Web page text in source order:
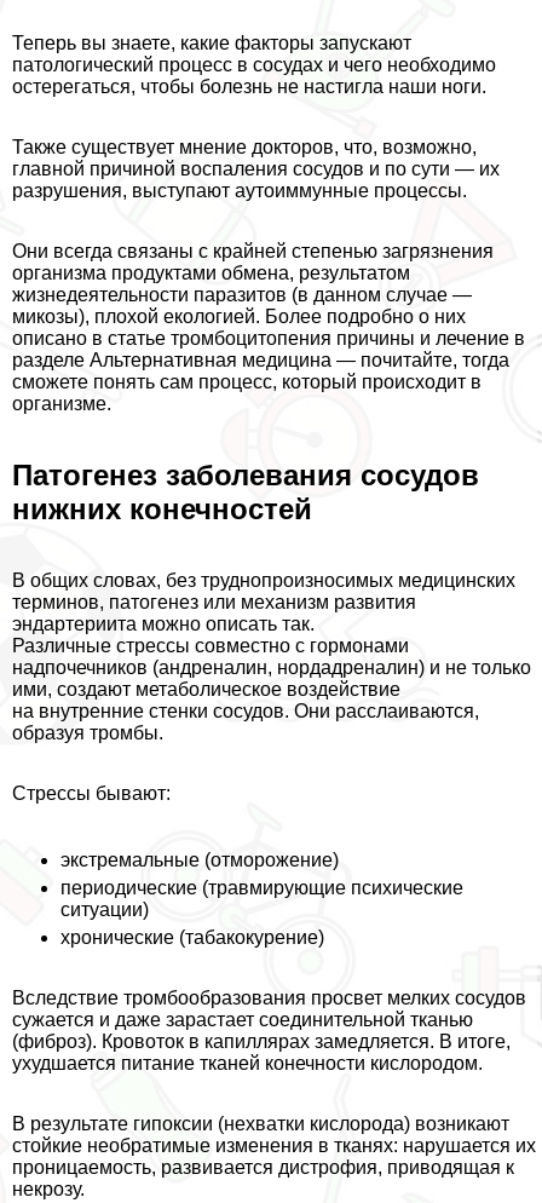
Теперь вы знаете, какие факторы запускают
патологический процесс в сосудах и чего необходимо
остерегаться, чтобы болезнь не настигла наши ноги.
Также существует мнение докторов, что, возможно,
главной причиной воспаления сосудов и по сути — их
разрушения, выступают аутоиммунные процессы.
Они всегда связаны с крайней степенью загрязнения
организма продуктами обмена, результатом
жизнедеятельности паразитов (в данном случае —
микозы), плохой екологией. Более подробно о них
описано в статье тромбоцитопения причины и лечение в
разделе Альтернативная медицина — почитайте, тогда
сможете понять сам процесс, который происходит в
организме.
Патогенез заболевания сосудов
нижних конечностей
В общих словах, без труднопроизносимых медицинских
терминов, патогенез или механизм развития
эндартериита можно описать так.
Различные стрессы совместно с гормонами
надпочечников (андреналин, нордадреналин) и не только
ими, создают метаболическое воздействие
на внутренние стенки сосудов. Они расслаиваются,
образуя тромбы.
Стрессы бывают:
экстремальные (отморожение)
периодические (травмирующие психические
ситуации)
хронические (табакокурение)
Вследствие тромбообразования просвет мелких сосудов
сужается и даже зарастает соединительной тканью
(фиброз). Кровоток в капиллярах замедляется. В итоге,
ухудшается питание тканей конечности кислородом.
В результате гипоксии (нехватки кислорода) возникают
стойкие необратимые изменения в тканях: нарушается их
проницаемость, развивается дистрофия, приводящая к
некрозу.